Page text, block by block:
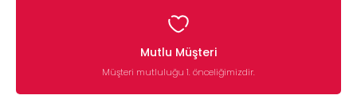
Mutlu Müşteri
Müşteri mutluluğu 1. önceliğimizdir.